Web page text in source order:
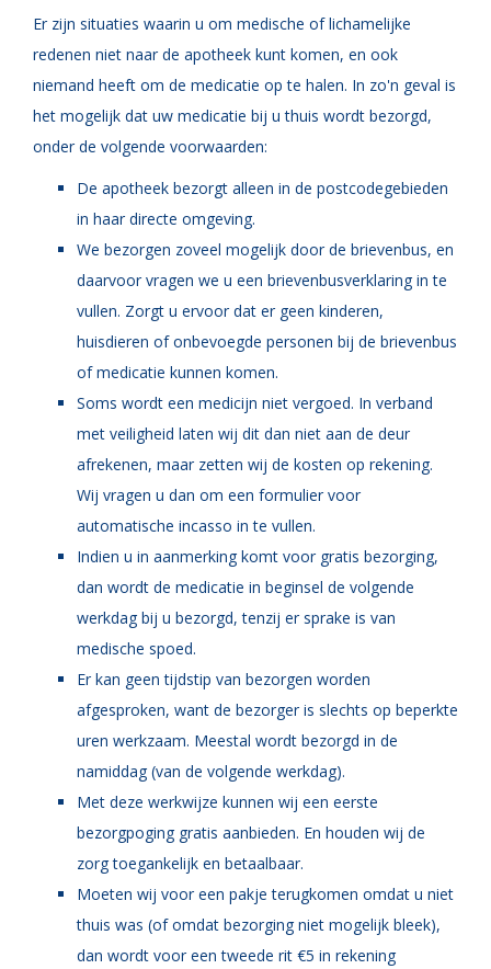
Er zijn situaties waarin u om medische of lichamelijke
redenen niet naar de apotheek kunt komen, en ook
niemand heeft om de medicatie op te halen. In zo'n geval is
het mogelijk dat uw medicatie bij u thuis wordt bezorgd,
onder de volgende voorwaarden:
De apotheek bezorgt alleen in de postcodegebieden
in haar directe omgeving.
We bezorgen zoveel mogelijk door de brievenbus, en
daarvoor vragen we u een brievenbusverklaring in te
vullen. Zorgt u ervoor dat er geen kinderen,
huisdieren of onbevoegde personen bij de brievenbus
of medicatie kunnen komen.
Soms wordt een medicijn niet vergoed. In verband
met veiligheid laten wij dit dan niet aan de deur
afrekenen, maar zetten wij de kosten op rekening.
Wij vragen u dan om een formulier voor
automatische incasso in te vullen.
Indien u in aanmerking komt voor gratis bezorging,
dan wordt de medicatie in beginsel de volgende
werkdag bij u bezorgd, tenzij er sprake is van
medische spoed.
Er kan geen tijdstip van bezorgen worden
afgesproken, want de bezorger is slechts op beperkte
uren werkzaam. Meestal wordt bezorgd in de
namiddag (van de volgende werkdag).
Met deze werkwijze kunnen wij een eerste
bezorgpoging gratis aanbieden. En houden wij de
zorg toegankelijk en betaalbaar.
Moeten wij voor een pakje terugkomen omdat u niet
thuis was (of omdat bezorging niet mogelijk bleek),
dan wordt voor een tweede rit €5 in rekening